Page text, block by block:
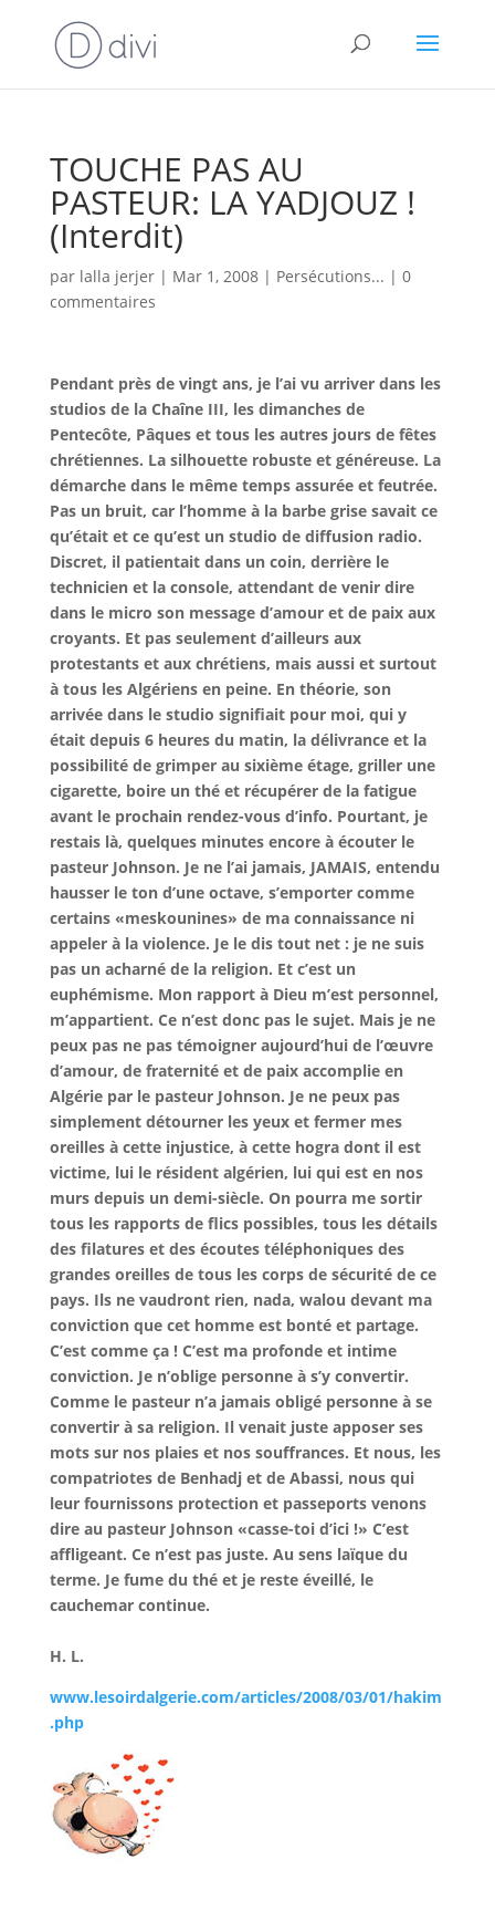
TOUCHE PAS AU
PASTEUR: LA YADJOUZ !
(Interdit)
par lalla jerjer| Mar 1, 2008| Persécutions... | 0
commentaires
Pendant près de vingt ans, je l’ai vu arriver dans les
studios de la Chaîne III, les dimanches de
Pentecôte, Pâques et tous les autres jours de fêtes
chrétiennes. La silhouette robuste et généreuse. La
démarche dans le même temps assurée et feutrée.
Pas un bruit, car l’homme à la barbe grise savait ce
qu’était et ce qu’est un studio de diffusion radio.
Discret, il patientait dans un coin, derrière le
technicien et la console, attendant de venir dire
dans le micro son message d’amour et de paix aux
croyants. Et pas seulement d’ailleurs aux
protestants et aux chrétiens, mais aussi et surtout
à tous les Algériens en peine. En théorie, son
arrivée dans le studio signifiait pour moi, qui y
était depuis 6 heures du matin, la délivrance et la
possibilité de grimper au sixième étage, griller une
cigarette, boire un thé et récupérer de la fatigue
avant le prochain rendez-vous d’info. Pourtant, je
restais là, quelques minutes encore à écouter le
pasteur Johnson. Je ne l’ai jamais, JAMAIS, entendu
hausser le ton d’une octave, s’emporter comme
certains «meskounines» de ma connaissance ni
appeler à la violence. Je le dis tout net : je ne suis
pas un acharné de la religion. Et c’est un
euphémisme. Mon rapport à Dieu m’est personnel,
m’appartient. Ce n’est donc pas le sujet. Mais je ne
peux pas ne pas témoigner aujourd’hui de l’œuvre
d’amour, de fraternité et de paix accomplie en
Algérie par le pasteur Johnson. Je ne peux pas
simplement détourner les yeux et fermer mes
oreilles à cette injustice, à cette hogra dont il est
victime, lui le résident algérien, lui qui est en nos
murs depuis un demi-siècle. On pourra me sortir
tous les rapports de flics possibles, tous les détails
des filatures et des écoutes téléphoniques des
grandes oreilles de tous les corps de sécurité de ce
pays. Ils ne vaudront rien, nada, walou devant ma
conviction que cet homme est bonté et partage.
C’est comme ça ! C’est ma profonde et intime
conviction. Je n’oblige personne à s’y convertir.
Comme le pasteur n’a jamais obligé personne à se
convertir à sa religion. Il venait juste apposer ses
mots sur nos plaies et nos souffrances. Et nous, les
compatriotes de Benhadj et de Abassi, nous qui
leur fournissons protection et passeports venons
dire au pasteur Johnson «casse-toi d’ici !» C’est
affligeant. Ce n’est pas juste. Au sens laïque du
terme. Je fume du thé et je reste éveillé, le
cauchemar continue.
H. L.
www.lesoirdalgerie.com/articles/2008/03/01/hakim
.php